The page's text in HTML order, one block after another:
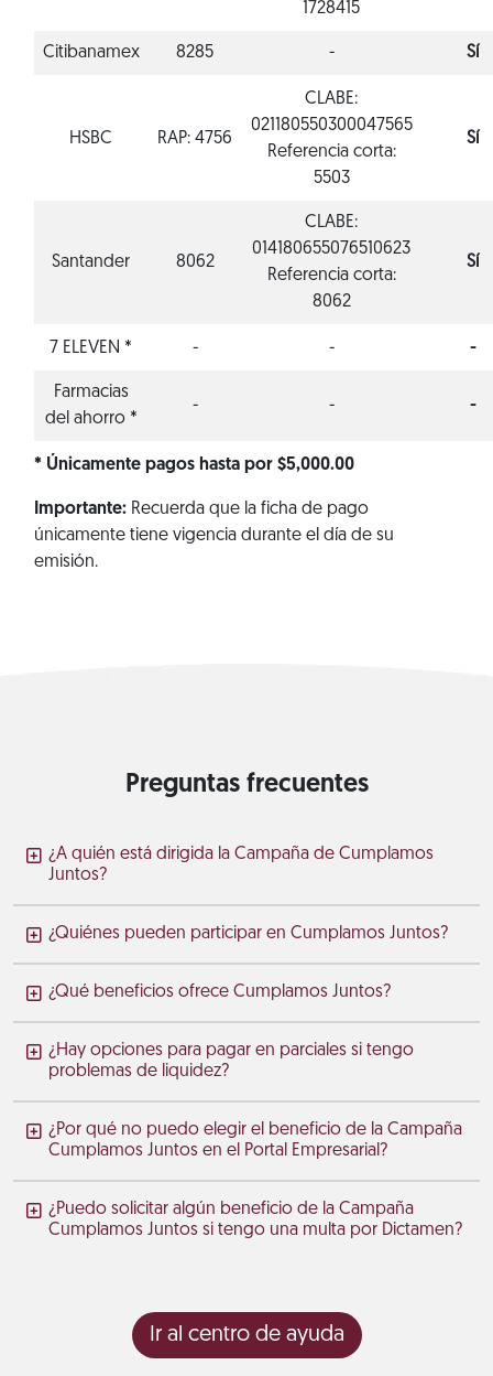
1728415
Citibanamex 8285 - Sí
HSBC RAP: 4756
CLABE:
021180550300047565
Referencia corta:
5503
Sí
Santander 8062
CLABE:
014180655076510623
Referencia corta:
8062
Sí
7 ELEVEN * - - -
Farmacias
del ahorro *
- - -
* Únicamente pagos hasta por $5,000.00
Importante:Recuerda que la ficha de pago
únicamente tiene vigencia durante el día de su
emisión.
Preguntas frecuentes
¿A quién está dirigida la Campaña de Cumplamos
Juntos?
¿Quiénes pueden participar en Cumplamos Juntos?
¿Qué beneficios ofrece Cumplamos Juntos?
¿Hay opciones para pagar en parciales si tengo
problemas de liquidez?
¿Por qué no puedo elegir el beneficio de la Campaña
Cumplamos Juntos en el Portal Empresarial?
¿Puedo solicitar algún beneficio de la Campaña
Cumplamos Juntos si tengo una multa por Dictamen?
Ir al centro de ayuda